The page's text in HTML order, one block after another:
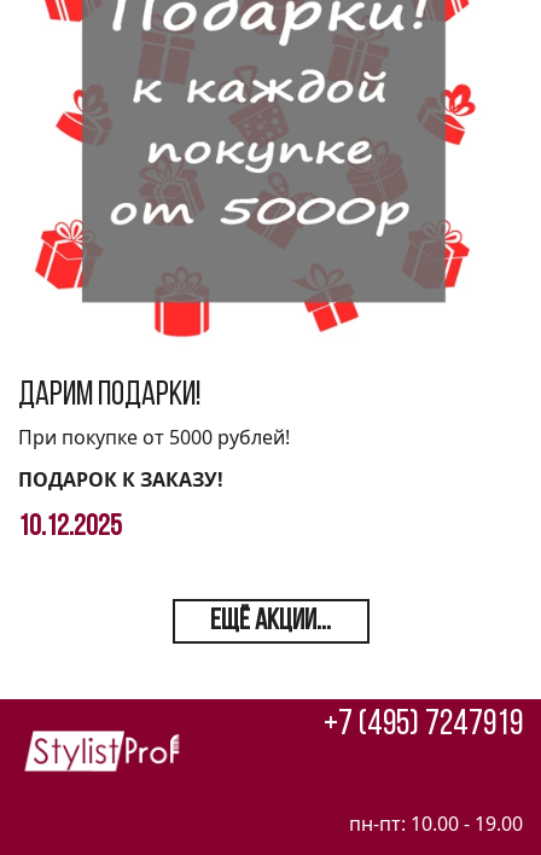
Дарим подарки!
При покупке от 5000 рублей!
ПОДАРОК К ЗАКАЗУ!
10.12.2025
ЕЩЁ АКЦИИ...
+7 (495) 7247919
пн-пт: 10.00 - 19.00